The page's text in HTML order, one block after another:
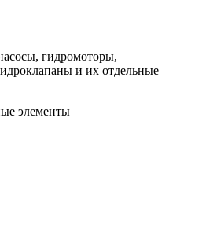
гидромоторы,
и их отдельные
элементы